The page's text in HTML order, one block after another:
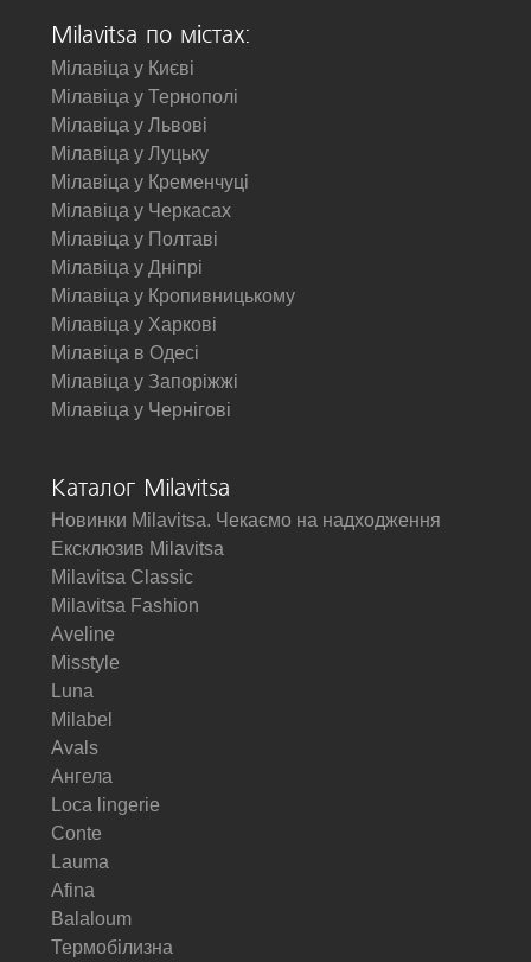
Milavitsa по містах:
Мілавіца у Києві
Мілавіца у Тернополі
Мілавіца у Львові
Мілавіца у Луцьку
Мілавіца у Кременчуці
Мілавіца у Черкасах
Мілавіца у Полтаві
Мілавіца у Дніпрі
Мілавіца у Кропивницькому
Мілавіца у Харкові
Мілавіца в Одесі
Мілавіца у Запоріжжі
Мілавіца у Чернігові
Каталог Milavitsa
Новинки Milavitsa. Чекаємо на надходження
Ексклюзив Milavitsa
Milavitsa Classic
Milavitsa Fashion
Aveline
Misstyle
Luna
Milabel
Avals
Ангела
Loca lingerie
Conte
Lauma
Afina
Balaloum
Термобілизна